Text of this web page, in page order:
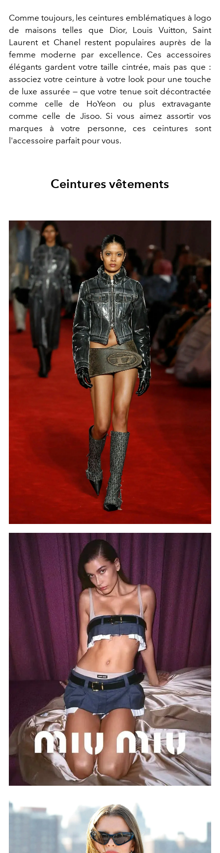
Comme toujours, les ceintures emblématiques à logo
de maisons telles que Dior, Louis Vuitton, Saint
Laurent et Chanel restent populaires auprès de la
femme moderne par excellence. Ces accessoires
élégants gardent votre taille cintrée, mais pas que :
associez votre ceinture à votre look pour une touche
de luxe assurée — que votre tenue soit décontractée
comme celle de HoYeon ou plus extravagante
comme celle de Jisoo. Si vous aimez assortir vos
marques à votre personne, ces ceintures sont
l'accessoire parfait pour vous.
Ceintures vêtements